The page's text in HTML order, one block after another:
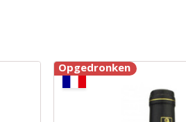
Opgedronken